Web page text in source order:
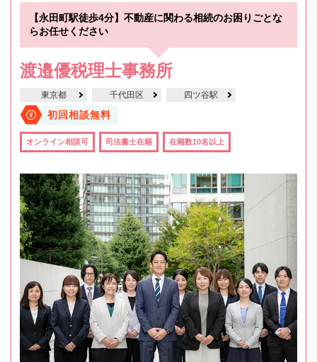
【永田町駅徒歩4分】不動産に関わる相続のお困りごとな
らお任せください
渡邉優税理士事務所
東京都 千代田区 四ツ谷駅
初回相談無料
オンライン相談可 司法書士在籍 在籍数10名以上